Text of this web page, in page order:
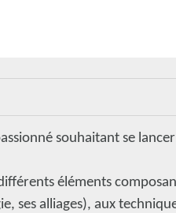
souhaitant se
éléments
ses alliages), aux